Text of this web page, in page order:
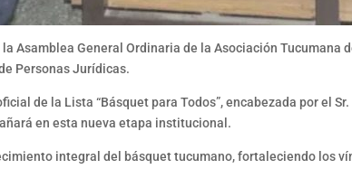
Asamblea General Ordinaria de la Asociación Tucumana
Personas Jurídicas.
de la Lista “Básquet para Todos”, encabezada por el
en esta nueva etapa institucional.
integral del básquet tucumano, fortaleciendo los